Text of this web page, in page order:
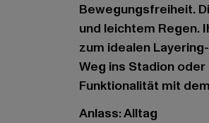
Bewegungsfreiheit.
und leichtem Regen.
zum idealen
Weg ins Stadion
Funktionalität mit
Anlass: Alltag